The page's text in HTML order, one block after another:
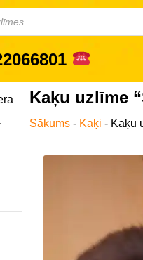
Kaķu uzlīme
Sākums- Kaķi - Kaķu